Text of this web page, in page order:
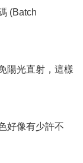
(Batch
陽光直射，這樣
好像有少許不